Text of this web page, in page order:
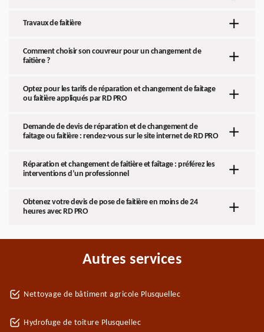
Travaux de faitière
Comment choisir son couvreur pour un changement de
faitière ?
Optez pour les tarifs de réparation et changement de faitage
ou faitière appliqués par RD PRO
Demande de devis de réparation et de changement de
faitage ou faitière : rendez-vous sur le site internet de RD PRO
Réparation et changement de faitière et faîtage : préférez les
interventions d’un professionnel
Obtenez votre devis de pose de faitière en moins de 24
heures avec RD PRO
Autres services
Nettoyage de bâtiment agricole Plusquellec
Hydrofuge de toiture Plusquellec